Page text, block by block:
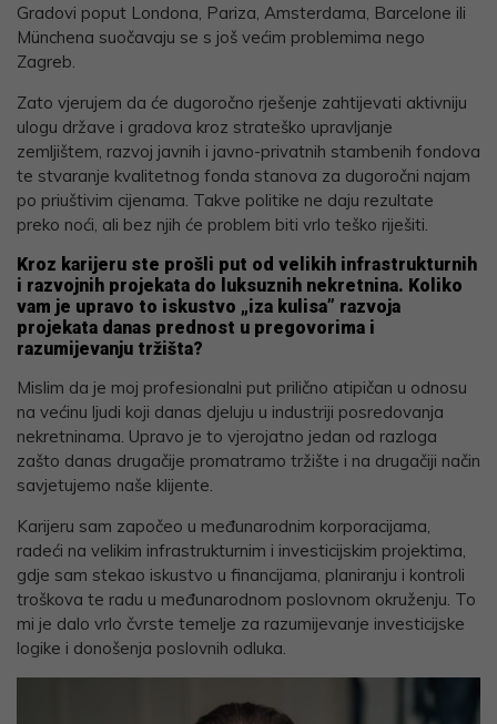
Gradovi poput Londona, Pariza, Amsterdama, Barcelone ili
Münchena suočavaju se s još većim problemima nego
Zagreb.
Zato vjerujem da će dugoročno rješenje zahtijevati aktivniju
ulogu države i gradova kroz strateško upravljanje
zemljištem, razvoj javnih i javno-privatnih stambenih fondova
te stvaranje kvalitetnog fonda stanova za dugoročni najam
po priuštivim cijenama. Takve politike ne daju rezultate
preko noći, ali bez njih će problem biti vrlo teško riješiti.
Kroz karijeru ste prošli put od velikih infrastrukturnih
i razvojnih projekata do luksuznih nekretnina. Koliko
vam je upravo to iskustvo „iza kulisa” razvoja
projekata danas prednost u pregovorima i
razumijevanju tržišta?
Mislim da je moj profesionalni put prilično atipičan u odnosu
na većinu ljudi koji danas djeluju u industriji posredovanja
nekretninama. Upravo je to vjerojatno jedan od razloga
zašto danas drugačije promatramo tržište i na drugačiji način
savjetujemo naše klijente.
Karijeru sam započeo u međunarodnim korporacijama,
radeći na velikim infrastrukturnim i investicijskim projektima,
gdje sam stekao iskustvo u financijama, planiranju i kontroli
troškova te radu u međunarodnom poslovnom okruženju. To
mi je dalo vrlo čvrste temelje za razumijevanje investicijske
logike i donošenja poslovnih odluka.